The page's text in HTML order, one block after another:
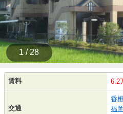
1 / 28
賃料 6.2
交通
香
福